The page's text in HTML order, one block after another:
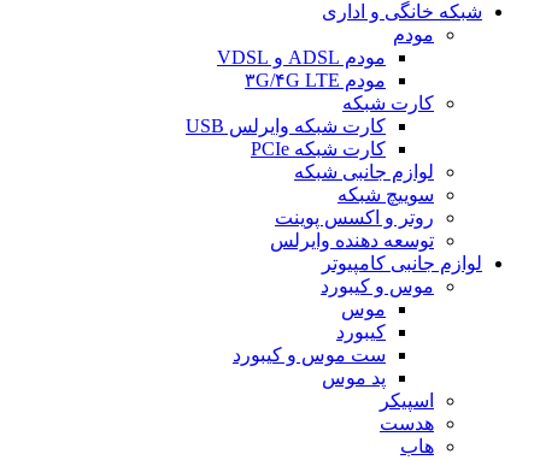
شبکه خانگی و اداری
مودم
مودم ADSL و VDSL
مودم ۳G/۴G LTE
کارت شبکه
کارت شبکه وایرلس USB
کارت شبکه PCIe
لوازم جانبی شبکه
سوییچ شبکه
روتر و اکسس پوینت
توسعه دهنده وایرلس
لوازم جانبی کامپیوتر
موس و کیبورد
موس
کیبورد
ست موس و کیبورد
پد موس
اسپیکر
هدست
هاب